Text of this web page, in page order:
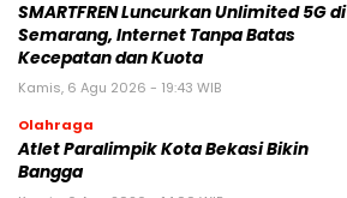
SMARTFREN Luncurkan Unlimited 5G di
Semarang, Internet Tanpa Batas
Kecepatan dan Kuota
Kamis, 6 Agu 2026 - 19:43 WIB
Olahraga
Atlet Paralimpik Kota Bekasi Bikin
Bangga